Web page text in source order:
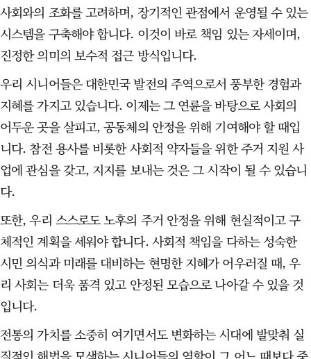
사회와의 조화를 고려하며, 장기적인 관점에서 운영될 수 있는
시스템을 구축해야 합니다. 이것이 바로 책임 있는 자세이며,
진정한 의미의 보수적 접근 방식입니다.
우리 시니어들은 대한민국 발전의 주역으로서 풍부한 경험과
지혜를 가지고 있습니다. 이제는 그 연륜을 바탕으로 사회의
어두운 곳을 살피고, 공동체의 안정을 위해 기여해야 할 때입
니다. 참전 용사를 비롯한 사회적 약자들을 위한 주거 지원 사
업에 관심을 갖고, 지지를 보내는 것은 그 시작이 될 수 있습니
다.
또한, 우리 스스로도 노후의 주거 안정을 위해 현실적이고 구
체적인 계획을 세워야 합니다. 사회적 책임을 다하는 성숙한
시민 의식과 미래를 대비하는 현명한 지혜가 어우러질 때, 우
리 사회는 더욱 품격 있고 안정된 모습으로 나아갈 수 있을 것
입니다.
전통의 가치를 소중히 여기면서도 변화하는 시대에 발맞춰 실